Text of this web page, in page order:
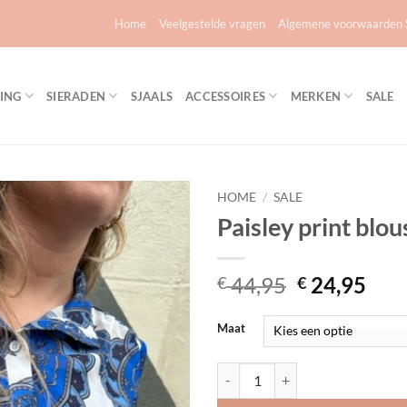
Home Veelgestelde vragen Algemene voorwaarden
SIERADEN SJAALS ACCESSOIRES MERKEN SALE
Toevoegen
verlanglijst
HOME / SALE
Paisley print
€44,95
prijs
was:
€ 44,95.
€ 24,95
€
Maat